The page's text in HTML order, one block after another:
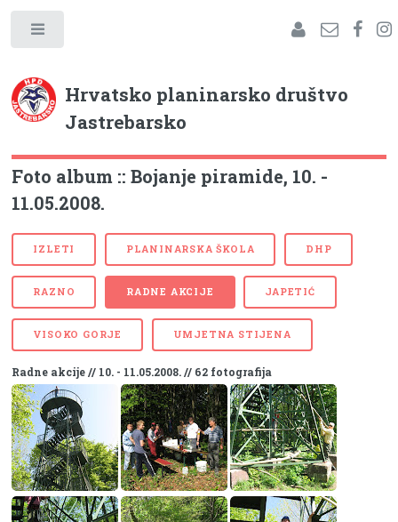
Hrvatsko planinarsko društvo
Jastrebarsko
Foto album :: Bojanje piramide, 10. -
11.05.2008.
IZLETI PLANINARSKA ŠKOLA DHP
RAZNO RADNE AKCIJE JAPETIĆ
VISOKO GORJE UMJETNA STIJENA
Radne akcije // 10. - 11.05.2008. // 62 fotografija